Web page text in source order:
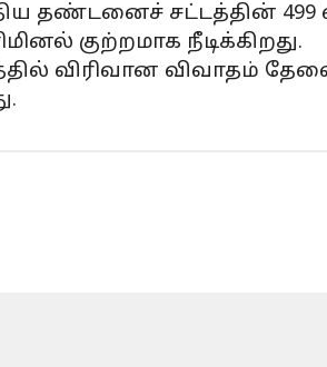
தண்டனைச் சட்டத்தின் 499
குற்றமாக நீடிக்கிறது.
விரிவான விவாதம்